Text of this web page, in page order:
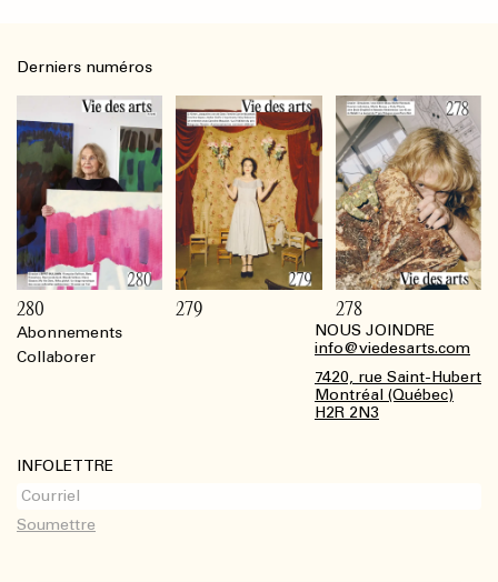
Abonnements
Collaborer
NOUS JOINDRE
info@viedesarts.com
7420, rue Saint-Hubert
Montréal (Québec)
H2R 2N3
INFOLETTRE
Derniers numéros
280 279 278